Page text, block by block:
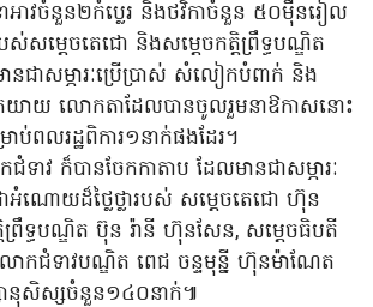
ាវចំនួន២កំប្លេរ និងថវិកាចំនួន ៥០ម៉ឺនរៀល
ម្ដេចតេជោ និងសម្ដេចកត្តិព្រឹទ្ធបណ្ឌិត
ជាសម្ភារៈប្រើប្រាស់ សំលៀកបំពាក់ និង
យាយ លោកតាដែលបានចូលរួមនាឱកាសនោះ
ប់ពលរដ្ឋពិការ១នាក់ផងដែរ។
ទាវ ក៏បានចែកកាតាប ដែលមានជាសម្ភារៈ
ាអំណោយដ៏ថ្លៃថ្លារបស់ សម្ដេចតេជោ ហ៊ុន
ព្រឹទ្ធបណ្ឌិត ប៊ុន រ៉ានី ហ៊ុនសែន, សម្ដេចធិបតី
ជំទាវបណ្ឌិត ពេជ ចន្ទមុន្នី ហ៊ុនម៉ាណែត
នុសិស្សចំនួន១៤០នាក់៕